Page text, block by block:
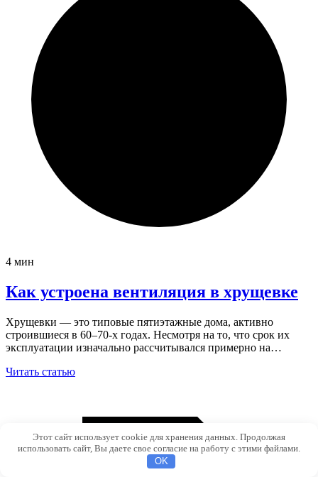
4 мин
Как устроена вентиляция в хрущевке
Хрущевки — это типовые пятиэтажные дома, активно
строившиеся в 60–70-х годах. Несмотря на то, что срок их
эксплуатации изначально рассчитывался примерно на…
Читать статью
Этот сайт использует cookie для хранения данных. Продолжая
использовать сайт, Вы даете свое согласие на работу с этими файлами.
OK